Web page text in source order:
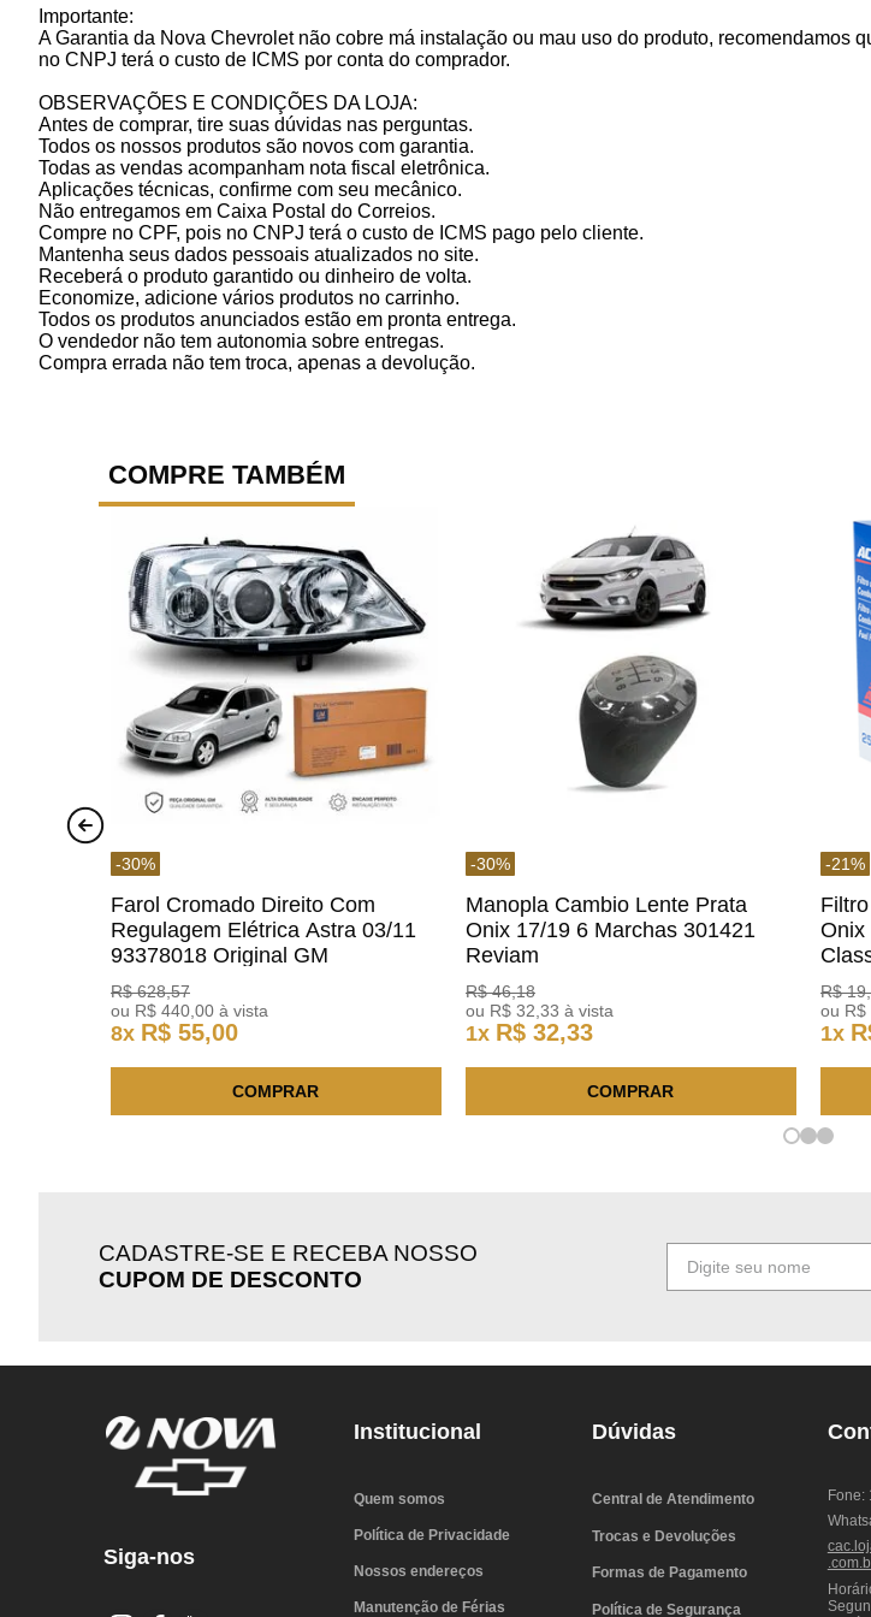
Importante:
A Garantia da Nova Chevrolet não cobre má instalação ou mau uso do produto,
no CNPJ terá o custo de ICMS por conta do comprador.
OBSERVAÇÕES E CONDIÇÕES DA LOJA:
Antes de comprar, tire suas dúvidas nas perguntas.
Todos os nossos produtos são novos com garantia.
Todas as vendas acompanham nota fiscal eletrônica.
Aplicações técnicas, confirme com seu mecânico.
Não entregamos em Caixa Postal do Correios.
Compre no CPF, pois no CNPJ terá o custo de ICMS pago pelo cliente.
Mantenha seus dados pessoais atualizados no site.
Receberá o produto garantido ou dinheiro de volta.
Economize, adicione vários produtos no carrinho.
Todos os produtos anunciados estão em pronta entrega.
O vendedor não tem autonomia sobre entregas.
Compra errada não tem troca, apenas a devolução.
COMPRE TAMBÉM
-30%
Farol Cromado Direito Com
Regulagem Elétrica Astra 03/11
93378018 Original GM
R$ 628,57
ou R$ 440 ,00 à vista
8x R$ 55,00
COMPRAR
-30%
Manopla Cambio Lente Prata
Onix 17/19 6 Marchas 301421
Reviam
R$ 46,18
ou R$ 32 ,33 à vista
1x R$ 32,33
COMPRAR
-21%
Onix
R$ 19,
ou R$
1x
CADASTRE-SE E RECEBA NOSSO
CUPOM DE DESCONTO
Siga-nos
Institucional
Quem somos
Política de Privacidade
Nossos endereços
Manutenção de Férias
Dúvidas
Central de Atendimento
Trocas e Devoluções
Formas de Pagamento
Política de Segurança
Fone: